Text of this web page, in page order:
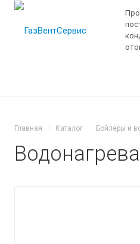
Главная Каталог Бойлеры и